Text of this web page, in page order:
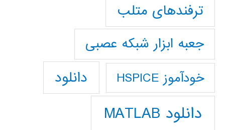
ترفندهای متلب
جعبه ابزار شبکه عصبی
خودآموز HSPICE دانلود
دانلود MATLAB